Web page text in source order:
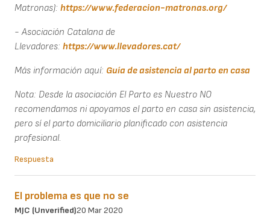
Matronas): https://www.federacion-matronas.org/
- Asociación Catalana de
Llevadores: https://www.llevadores.cat/
Más información aquí: Guía de asistencia al parto en casa
Nota: Desde la asociación El Parto es Nuestro NO
recomendamos ni apoyamos el parto en casa sin asistencia,
pero sí el parto domiciliario planificado con asistencia
profesional.
Respuesta
El problema es que no se
MJC (unverified)20 Mar 2020